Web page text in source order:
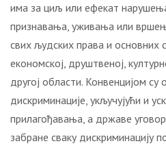
има за циљ или ефекат
признавања, уживања или
свих људских права и основних
економској, друштвеној,
другој области. Конвенцијом
дискриминације, укључујући и
прилагођавања, а државе
забране сваку дискриминацију